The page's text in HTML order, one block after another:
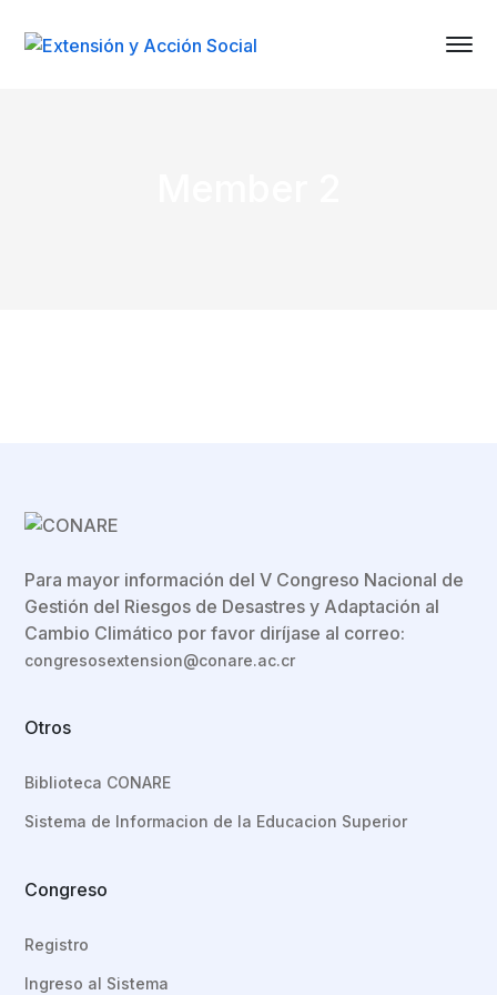
Para mayor información del V Congreso Nacional de
Gestión del Riesgos de Desastres y Adaptación al
Cambio Climático por favor diríjase al correo:
congresosextension@conare.ac.cr
Otros
Biblioteca CONARE
Sistema de Informacion de la Educacion Superior
Congreso
Registro
Ingreso al Sistema